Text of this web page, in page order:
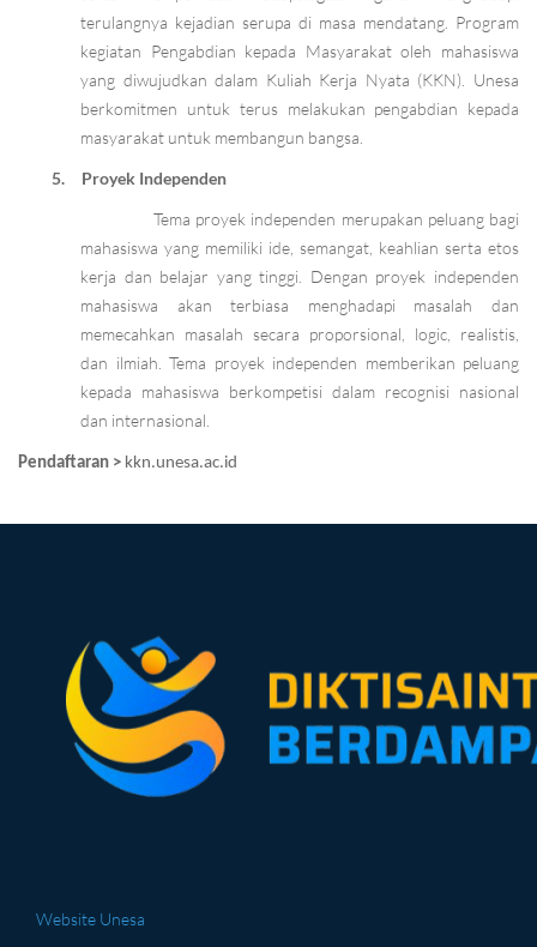
terulangnya kejadian serupa di masa mendatang. Program
kegiatan Pengabdian kepada Masyarakat oleh mahasiswa
yang diwujudkan dalam Kuliah Kerja Nyata (KKN). Unesa
berkomitmen untuk terus melakukan pengabdian kepada
masyarakat untuk membangun bangsa.
5.
Proyek Independen
Tema proyek independen merupakan peluang bagi
mahasiswa yang memiliki ide, semangat, keahlian serta etos
kerja dan belajar yang tinggi. Dengan proyek independen
mahasiswa akan terbiasa menghadapi masalah dan
memecahkan masalah secara proporsional, logic, realistis,
dan ilmiah. Tema proyek independen memberikan peluang
kepada mahasiswa berkompetisi dalam recognisi nasional
dan internasional.
Pendaftaran > kkn.unesa.ac.id
Website Unesa